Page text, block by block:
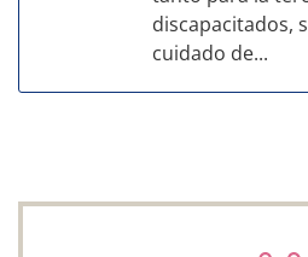
discapacitados,
cuidado de...